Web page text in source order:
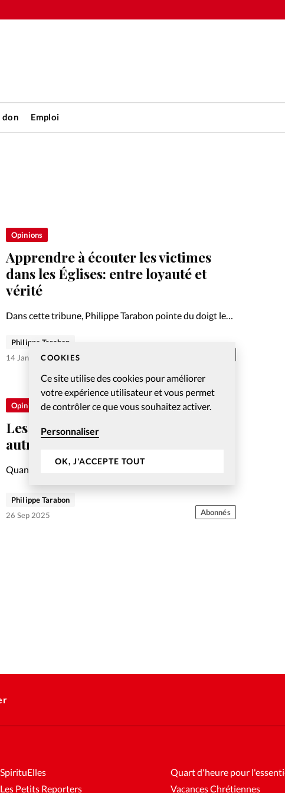
COOKIES
Ce site utilise des cookies pour améliorer
votre expérience utilisateur et vous permet
de contrôler ce que vous souhaitez activer.
Personnaliser
OK, J'ACCEPTE TOUT
don Emploi
Foi
Opinions
La boutique
Mon compte
Opinions
Apprendre à écouter les victimes
dans les Églises: entre loyauté et
vérité
Dans cette tribune, Philippe Tarabon pointe du doigt le
pour explorer l’importance de l’écoute et de la vérité
dans les communautés chrétiennes confrontées à des
Philippe Tarabon
14 Jan 2026
Opinions
Les fanatiques, est-ce que c’est les
autres?
Quand la religion se réduit à des règles, des rituels et des
pour remettre Dieu à sa juste place, sur le trône de
chacune de nos vies.
Philippe Tarabon
26 Sep 2025
Abonnés
SpirituElles
Les Petits Reporters
Quart d'heure pour
Vacances Chrétiennes